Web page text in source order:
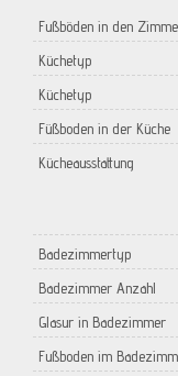
Fußböden in den
Küchetyp
Küchetyp
Füßboden in der Küche
Kücheausstattung
Badezimmertyp
Badezimmer Anzahl
Glasur in Badezimmer
Fußboden im